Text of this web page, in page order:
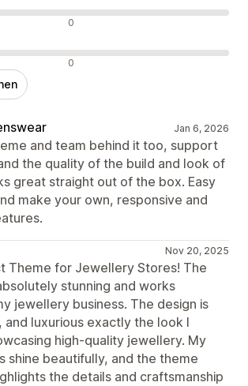
0
0
Jan 6, 2026
and team behind it too, support
the quality of the build and look of
great straight out of the box. Easy
make your own, responsive and
Nov 20, 2025
Theme for Jewellery Stores! The
stunning and works
jewellery business. The design is
and luxurious exactly the look I
high-quality jewellery. My
shine beautifully, and the theme
the details and craftsmanship